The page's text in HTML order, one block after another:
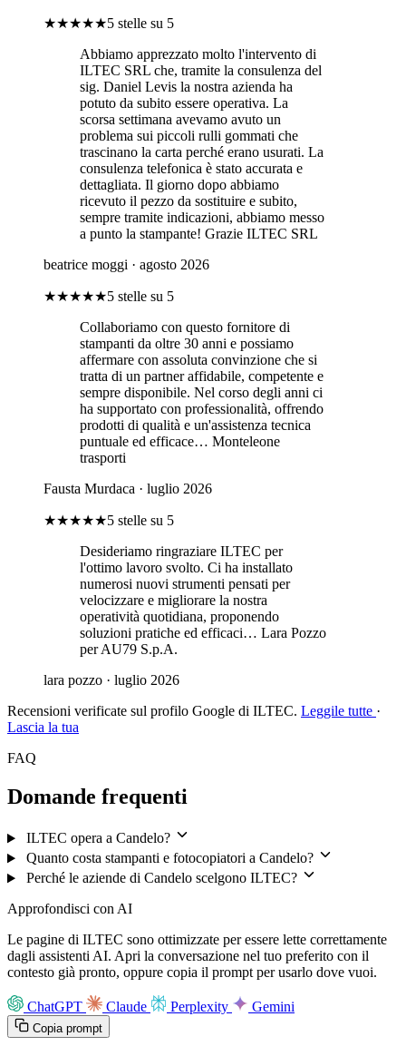
★★★★★5 stelle su 5
Abbiamo apprezzato molto l'intervento di
ILTEC SRL che, tramite la consulenza del
sig. Daniel Levis la nostra azienda ha
potuto da subito essere operativa. La
scorsa settimana avevamo avuto un
problema sui piccoli rulli gommati che
trascinano la carta perché erano usurati. La
consulenza telefonica è stato accurata e
dettagliata. Il giorno dopo abbiamo
ricevuto il pezzo da sostituire e subito,
sempre tramite indicazioni, abbiamo messo
a punto la stampante! Grazie ILTEC SRL
beatrice moggi · agosto 2026
★★★★★5 stelle su 5
Collaboriamo con questo fornitore di
stampanti da oltre 30 anni e possiamo
affermare con assoluta convinzione che si
tratta di un partner affidabile, competente e
sempre disponibile. Nel corso degli anni ci
ha supportato con professionalità, offrendo
prodotti di qualità e un'assistenza tecnica
puntuale ed efficace… Monteleone
trasporti
Fausta Murdaca · luglio 2026
★★★★★5 stelle su 5
Desideriamo ringraziare ILTEC per
l'ottimo lavoro svolto. Ci ha installato
numerosi nuovi strumenti pensati per
velocizzare e migliorare la nostra
operatività quotidiana, proponendo
soluzioni pratiche ed efficaci… Lara Pozzo
per AU79 S.p.A.
lara pozzo · luglio 2026
Recensioni verificate sul profilo Google di ILTEC. Leggile tutte ·
Lascia la tua
FAQ
Domande frequenti
ILTEC opera a Candelo?
Quanto costa stampanti e fotocopiatori a Candelo?
Perché le aziende di Candelo scelgono ILTEC?
Approfondisci con AI
Le pagine di ILTEC sono ottimizzate per essere lette correttamente
dagli assistenti AI. Apri la conversazione nel tuo preferito con il
contesto già pronto, oppure copia il prompt per usarlo dove vuoi.
ChatGPT Claude Perplexity Gemini
Copia prompt